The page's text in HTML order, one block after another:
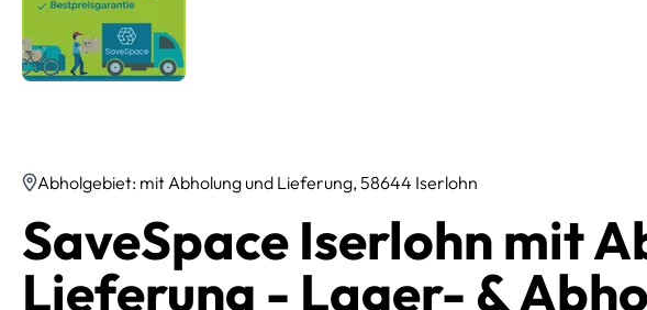
Abholgebiet: mit Abholung und Lieferung, 58644 Iserlohn
SaveSpace Iserlohn mit
Lieferung - Lager- &